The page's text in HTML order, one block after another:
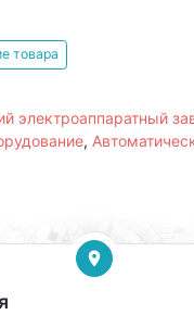
товара
электроаппаратный
,